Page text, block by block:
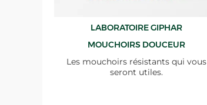
LABORATOIRE GIPHAR
MOUCHOIRS DOUCEUR
Les mouchoirs résistants qui vous
seront utiles.